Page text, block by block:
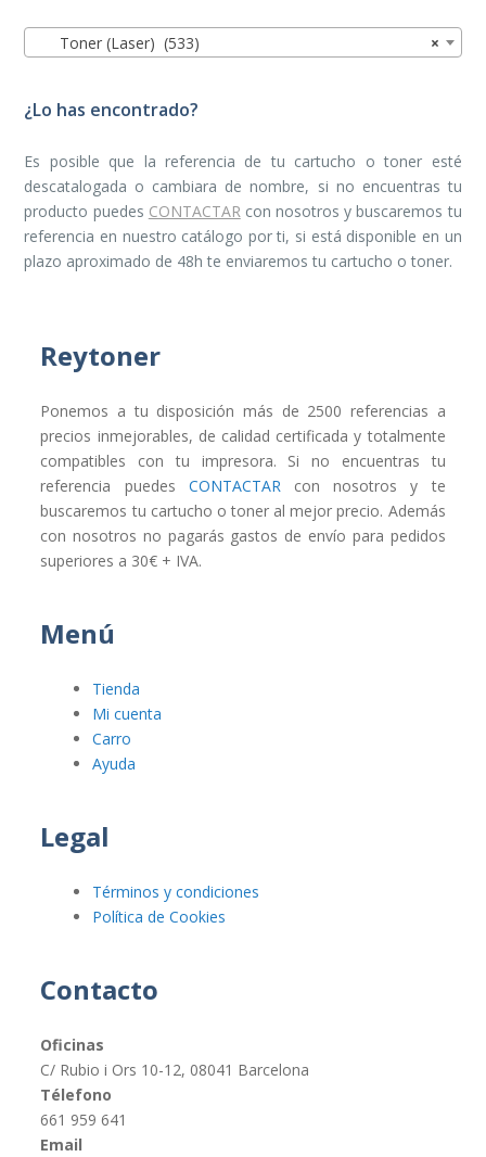
×
Toner (Laser) (533)
¿Lo has encontrado?
Es posible que la referencia de tu cartucho o toner esté
descatalogada o cambiara de nombre, si no encuentras tu
producto puedes CONTACTARcon nosotros y buscaremos tu
referencia en nuestro catálogo por ti, si está disponible en un
plazo aproximado de 48h te enviaremos tu cartucho o toner.
Reytoner
Ponemos a tu disposición más de 2500 referencias a
precios inmejorables, de calidad certificada y totalmente
compatibles con tu impresora. Si no encuentras tu
referencia puedes CONTACTARcon nosotros y te
buscaremos tu cartucho o toner al mejor precio. Además
con nosotros no pagarás gastos de envío para pedidos
superiores a 30€ + IVA.
Menú
Tienda
Mi cuenta
Carro
Ayuda
Legal
Términos y condiciones
Política de Cookies
Contacto
Oficinas
C/ Rubio i Ors 10-12, 08041 Barcelona
Télefono
661 959 641
Email